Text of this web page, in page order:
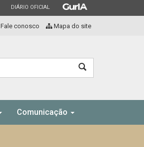
ESTADO
DIÁRIO OFICIAL ESTADO
Fale conosco Mapa do site
Buscar
Comunicação